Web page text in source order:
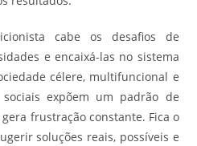
cabe os desafios de
e encaixá-las no sistema
célere, multifuncional e
expõem um padrão de
frustração constante. Fica o
soluções reais, possíveis e